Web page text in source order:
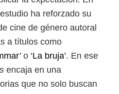
ha reforzado su
cine de género autoral
a títulos como
o ‘La bruja’. En ese
encaja en una
que no solo buscan